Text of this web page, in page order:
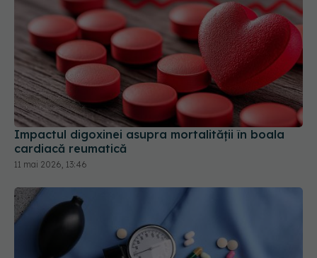
Impactul digoxinei asupra mortalității în boala
cardiacă reumatică
11 mai 2026, 13:46